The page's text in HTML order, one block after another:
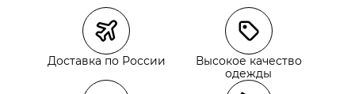
Курьерская доставка СДЭК
Самовывоз из пункта выдачи СДЭК
Самовывоз из наших магазинов
Доставка по России
Высокое качество
одежды